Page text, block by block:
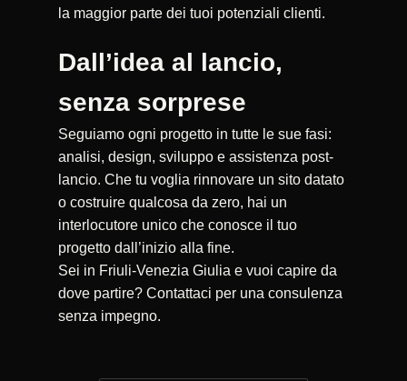
la maggior parte dei tuoi potenziali clienti.
Dall’idea al lancio,
senza sorprese
Seguiamo ogni progetto in tutte le sue fasi:
analisi, design, sviluppo e assistenza post-
lancio. Che tu voglia rinnovare un sito datato
o costruire qualcosa da zero, hai un
interlocutore unico che conosce il tuo
progetto dall’inizio alla fine.
Sei in Friuli-Venezia Giulia e vuoi capire da
dove partire? Contattaci per una consulenza
senza impegno.